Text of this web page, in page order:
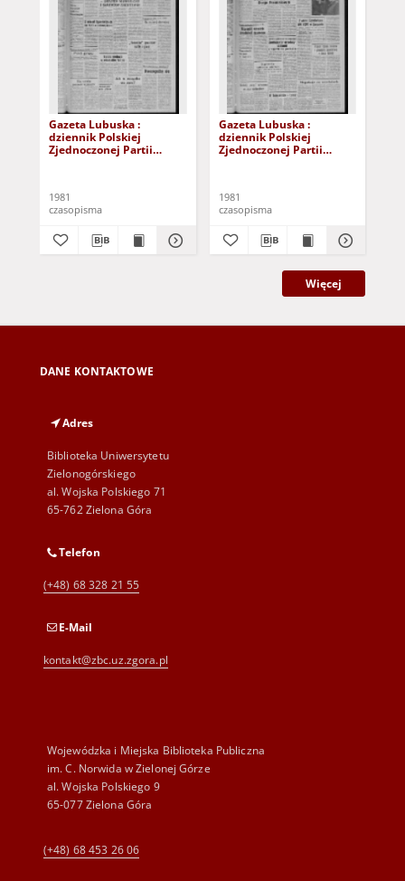
Gazeta Lubuska :
dziennik Polskiej
Zjednoczonej Partii
Wyd. A
1981
czasopisma
Gazeta Lubuska :
dziennik Polskiej
Zjednoczonej Partii
Wyd. A
1981
czasopisma
Więcej
DANE KONTAKTOWE
Adres
Biblioteka Uniwersytetu
Zielonogórskiego
al. Wojska Polskiego 71
65-762 Zielona Góra
Telefon
(+48) 68 328 21 55
E-Mail
kontakt@zbc.uz.zgora.pl
Wojewódzka i Miejska Biblioteka Publiczna
im. C. Norwida w Zielonej Górze
al. Wojska Polskiego 9
65-077 Zielona Góra
(+48) 68 453 26 06